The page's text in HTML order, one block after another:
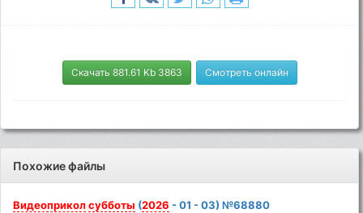
Скачать 881.61 Kb 3863 Смотреть онлайн
Похожие файлы
Видеоприкол субботы (2026 - 01 - 03) №68880